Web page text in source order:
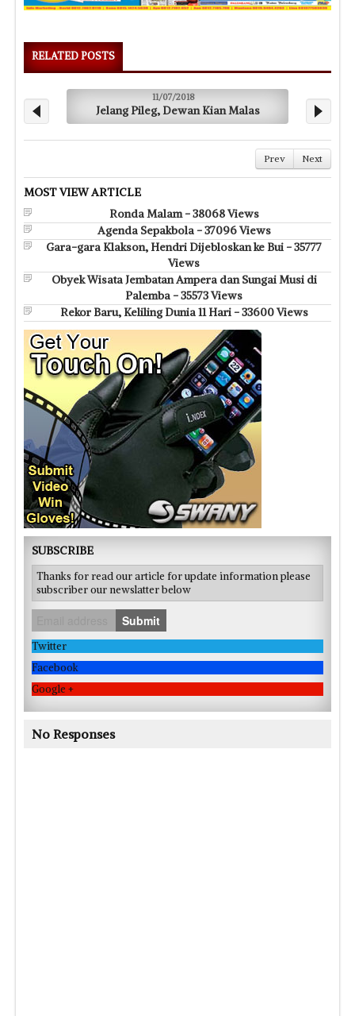
RELATED POSTS
11/07/2018
Jelang Pileg, Dewan Kian Malas
Prev Next
MOST VIEW ARTICLE
Ronda Malam - 38068 Views
Agenda Sepakbola - 37096 Views
Gara-gara Klakson, Hendri Dijebloskan ke Bui - 35777
Views
Obyek Wisata Jembatan Ampera dan Sungai Musi di
Palemba - 35573 Views
Rekor Baru, Keliling Dunia 11 Hari - 33600 Views
SUBSCRIBE
Thanks for read our article for update information please
subscriber our newslatter below
Submit
Twitter
Facebook
Google +
No Responses